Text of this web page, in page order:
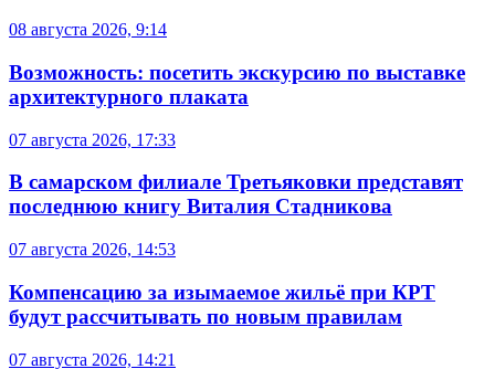
08 августа 2026, 9:14
Возможность: посетить экскурсию по выставке
архитектурного плаката
07 августа 2026, 17:33
В самарском филиале Третьяковки представят
последнюю книгу Виталия Стадникова
07 августа 2026, 14:53
Компенсацию за изымаемое жильё при КРТ
будут рассчитывать по новым правилам
07 августа 2026, 14:21